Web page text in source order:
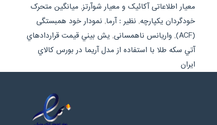
معیار اطلاعاتی آکائیک و معیار شوآرتز, میانگین متحرک
خودگردان یکپارچه, نظیر : آرما, نمودار خود همبستگی
(ACF)
, واریانس ناهمسانی, يش بيني قيمت قراردادهاي
آتي سکه طلا با استفاده از مدل آريما در بورس کالاي
ايران